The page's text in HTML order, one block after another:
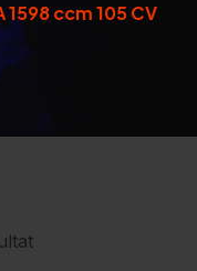
1598 ccm 105 CV